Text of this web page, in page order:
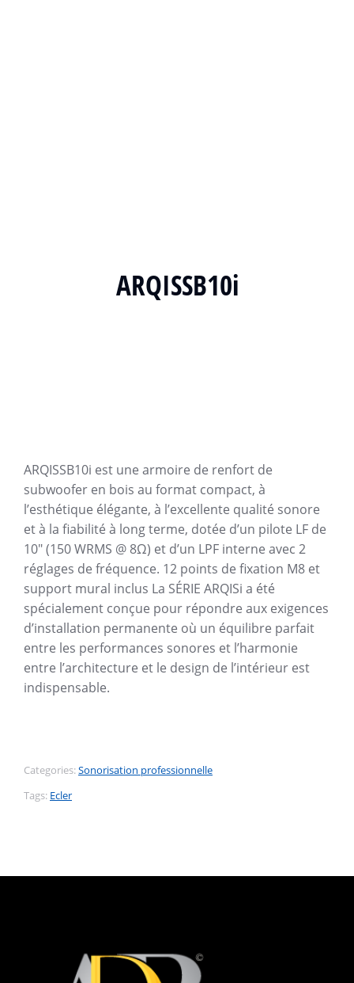
ARQISSB10i
ARQISSB10i est une armoire de renfort de
subwoofer en bois au format compact, à
l’esthétique élégante, à l’excellente qualité sonore
et à la fiabilité à long terme, dotée d’un pilote LF de
10″ (150 WRMS @ 8Ω) et d’un LPF interne avec 2
réglages de fréquence. 12 points de fixation M8 et
support mural inclus La SÉRIE ARQISi a été
spécialement conçue pour répondre aux exigences
d’installation permanente où un équilibre parfait
entre les performances sonores et l’harmonie
entre l’architecture et le design de l’intérieur est
indispensable.
Categories:Sonorisation professionnelle
Tags: Ecler